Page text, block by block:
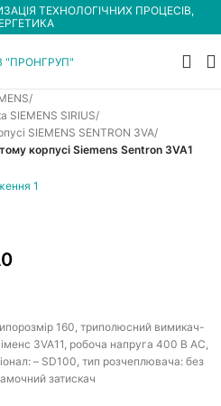
ТЕХНОЛОГІЧНИХ ПРОЦЕСІВ,
SIEMENS SIRIUS
SIEMENS SENTRON 3VA
корпусі Siemens Sentron 3VA1
160, триполюсний вимикач-
3VA11, робоча напруга 400 В АС,
– SD100, тип розчеплювача: без
затискач